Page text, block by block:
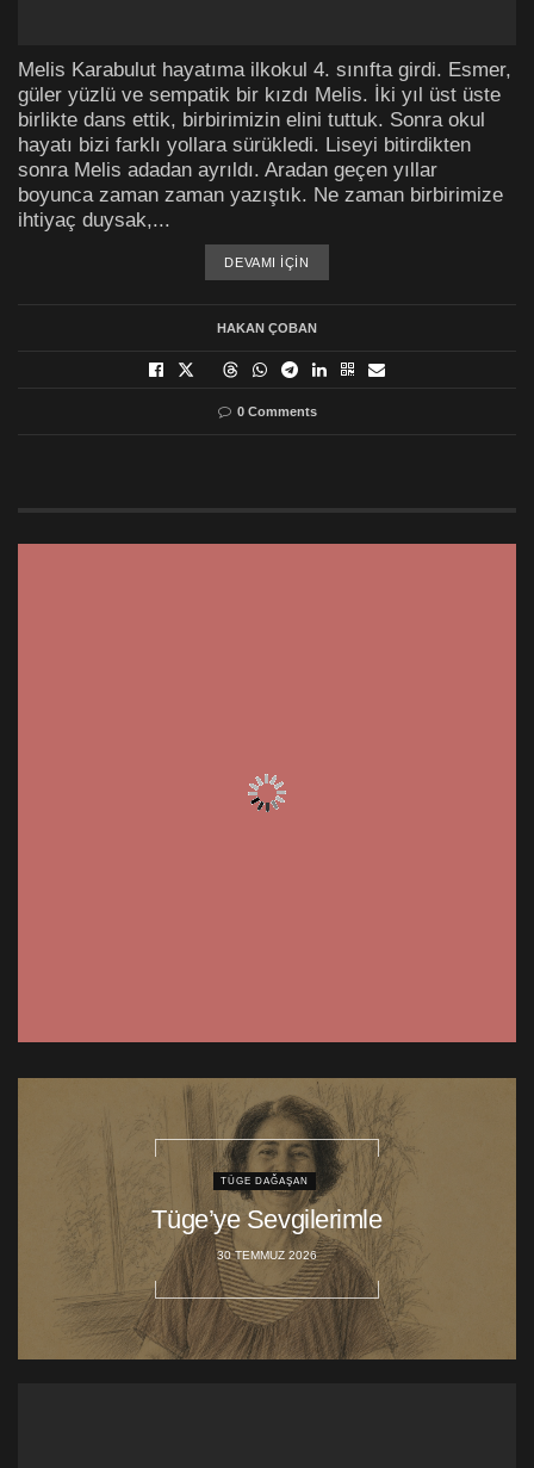
Melis Karabulut hayatıma ilkokul 4. sınıfta girdi. Esmer,
güler yüzlü ve sempatik bir kızdı Melis. İki yıl üst üste
birlikte dans ettik, birbirimizin elini tuttuk. Sonra okul
hayatı bizi farklı yollara sürükledi. Liseyi bitirdikten
sonra Melis adadan ayrıldı. Aradan geçen yıllar
boyunca zaman zaman yazıştık. Ne zaman birbirimize
ihtiyaç duysak,...
DEVAMI IÇIN
HAKAN ÇOBAN
0 Comments
TÜGE DAĞAŞAN
Tüge’ye Sevgilerimle
30 TEMMUZ 2026